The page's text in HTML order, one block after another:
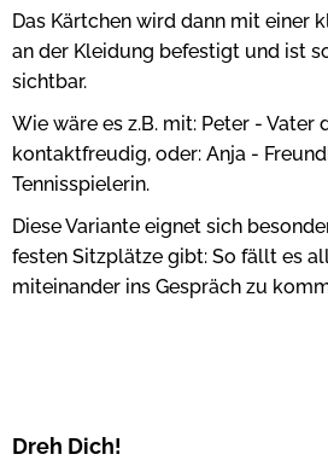
Das Kärtchen wird dann mit einer
an der Kleidung befestigt und ist
sichtbar.
Wie wäre es z.B. mit: Peter - Vater
kontaktfreudig, oder: Anja -
Tennisspielerin.
Diese Variante eignet sich
festen Sitzplätze gibt: So fällt es
miteinander ins Gespräch zu
Dreh Dich!